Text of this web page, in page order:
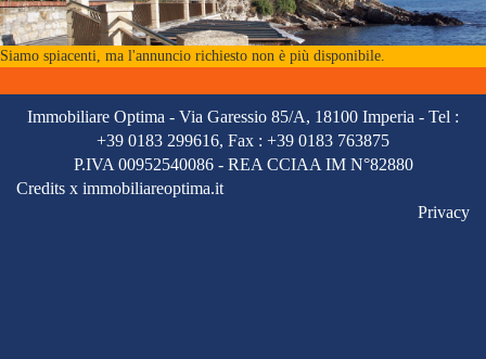
Siamo spiacenti, ma l'annuncio richiesto non è più disponibile.
Immobiliare Optima - Via Garessio 85/A, 18100 Imperia - Tel :
+39 0183 299616, Fax : +39 0183 763875
P.IVA 00952540086 - REA CCIAA IM N°82880
Credits x immobiliareoptima.it
Privacy